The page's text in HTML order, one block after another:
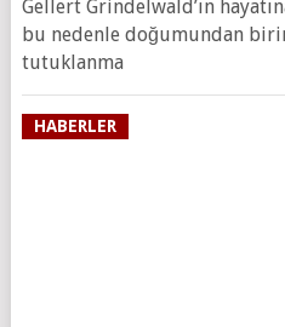
Gellert Grindelwald’ın
bu nedenle doğumundan
tutuklanma
HABERLER